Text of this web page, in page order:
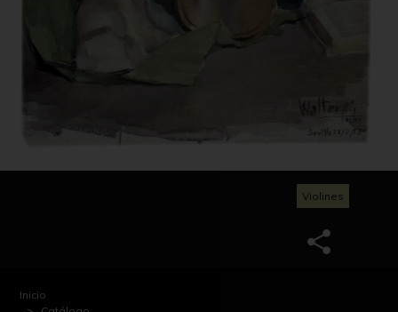
Violines
Inicio